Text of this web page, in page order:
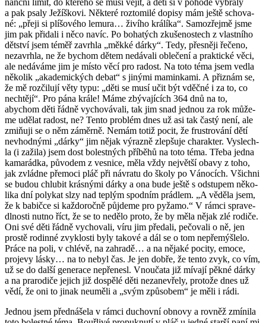
a pak psaly Je­žíško­vi. Ně­kte­ré roz­to­mi­lé do­pi­sy mám ještě scho­va­
né: „přeji si plí­šo­vé­ho le­mu­ra… ži­ví­ho krá­lí­ka“. Sa­mo­zřej­mě jsme
jim pak při­da­li i něco navíc. Po bo­ha­tých zku­še­nos­tech z vlast­ní­ho
dět­ství jsem téměř za­vrh­la „měkké dárky“. Tedy, přes­ně­ji ře­če­no,
ne­za­vrh­la, ne že bychom dětem ne­dá­va­li ob­le­če­ní a prak­tic­ké věci,
ale ne­dá­vá­me jim je místo věcí pro ra­dost. Na toto téma jsem vedla
ně­ko­lik „aka­de­mic­kých debat“ s ji­ný­mi ma­min­ka­mi. A při­znám se,
že mě roz­či­lu­jí věty typu: „děti se musí učit být vděč­né i za to, co
ne­chtě­jí“. Pro pána krále! Máme zbý­va­jí­cích 364 dnů na to,
abychom děti řádně vy­cho­vá­va­li, tak jim snad jed­nou za rok mů­že­
me udě­lat ra­dost, ne? Tento pro­blém dnes už asi tak častý není, ale
zmiňuji se o něm zá­měr­ně. Nemám totiž pocit, že frustro­vá­ní dětí
ne­vhod­ný­mi „dárky“ jim nějak vý­raz­ně zlep­šu­je cha­rak­ter. Vy­slech­
la (i za­ži­la) jsem dost bo­lest­ných pří­bě­hů na toto téma. Třeba jedna
ka­ma­rád­ka, pů­vo­dem z ves­ni­ce, měla vždy nej­vět­ší obavy z toho,
jak zvlád­ne pře­mo­ci pláč při ná­vra­tu do školy po Vá­no­cích. Všich­ni
se budou chlu­bit krás­ný­mi dárky a ona bude ještě s od­stu­pem ně­ko­
li­ka dní po­ly­kat slzy nad tep­lým spod­ním prádlem. „A vě­dě­la jsem,
že k ba­bič­ce si kaž­do­roč­ně pů­jde­me pro py­ža­mo.“ V rámci spra­ve­
dl­nos­ti nutno říct, že se to ne­dě­lo proto, že by měla nějak zlé ro­di­če.
Oni své děti řádně vy­cho­va­li, víru jim pře­da­li, pe­čo­va­li o ně, jen
pros­tě ro­din­né zvyk­los­ti byly ta­ko­vé a dál se o tom ne­pře­mýš­le­lo.
Práce na poli, v chlé­vě, na za­hra­dě… a na ně­ja­ké po­ci­ty, emoce,
pro­je­vy lásky… na to nebyl čas. Je jen dobře, že tento zvyk, co vím,
už se do další ge­ne­ra­ce ne­pře­ne­sl. Vnou­ča­ta již mí­va­jí pěkné dárky
a na pra­ro­di­če je­jich již do­spě­lé děti ne­za­ne­vře­ly, pro­to­že dnes už
vědí, že oni to jinak ne­u­mě­li a „svým způ­so­bem“ je měli i rádi.
Jed­nou jsem před­ná­še­la v rámci du­chov­ní ob­no­vy a rov­něž zmí­ni­la